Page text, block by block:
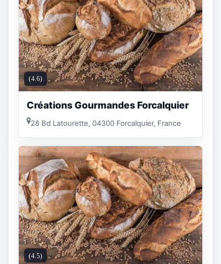
(4.6)
Créations Gourmandes Forcalquier
28 Bd Latourette, 04300 Forcalquier, France
(4.5)